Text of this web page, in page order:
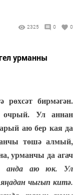
2325 0 0
урманны
рөхсәт бирмәгән.
очрый. Ул аннан
аю бер кая да
төшә алмый,
урманчы да агач
анда аю юк. Ул
чыгып китә.